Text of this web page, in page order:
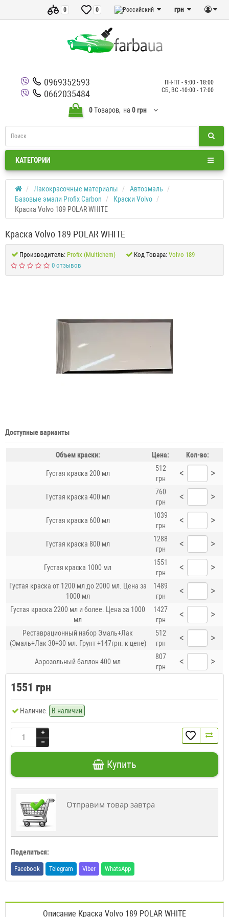
грн
0
0
0969352593
0662035484
ПН-ПТ - 9:00 - 18:00
СБ, ВС -10:00 - 17:00
0Tоваров, на 0 грн
КАТЕГОРИИ
Лакокрасочные материалы
Автоэмаль
Базовые эмали Profix Carbon
Краски Volvo
Краска Volvo 189 POLAR WHITE
Краска Volvo 189 POLAR WHITE
Производитель: Profix (Multichem) Код Товара: Volvo 189
0 отзывов
Доступные варианты
Объем краски: Цена: Кол-во:
Густая краска 200 мл
512
грн
< >
Густая краска 400 мл
760
грн
< >
Густая краска 600 мл
1039
грн
< >
Густая краска 800 мл
1288
грн
< >
Густая краска 1000 мл
1551
грн
< >
Густая краска от 1200 мл до 2000 мл. Цена за
1000 мл
1489
грн
< >
Густая краска 2200 мл и более. Цена за 1000
мл
1427
грн
< >
Реставрационный набор Эмаль+Лак
(Эмаль+Лак 30+30 мл. Грунт +147грн. к цене)
512
грн
< >
Аэрозольный баллон 400 мл
807
грн
< >
1551 грн
Наличие: В наличии
Купить
Отправим товар завтра
Поделиться:
Facebook Telegram Viber WhatsApp
Описание Краска Volvo 189 POLAR WHITE